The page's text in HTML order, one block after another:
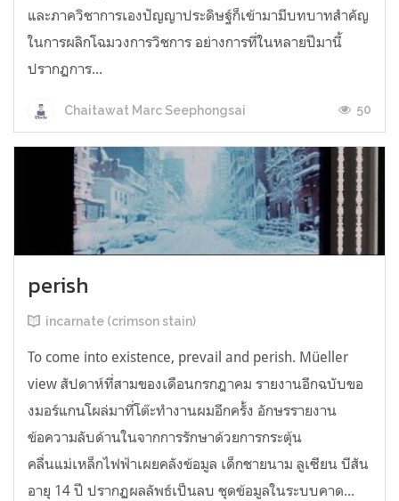
และภาควิชาการเองปัญญาประดิษฐ์ก็เข้ามามีบทบาทสำคัญ
ในการผลิกโฉมวงการวิชการ อย่างการที่ในหลายปีมานี้
ปรากฏการ...
Chaitawat Marc Seephongsai 50
perish
incarnate (crimson stain)
To come into existence, prevail and perish. Müeller
view สัปดาห์ที่สามของเดือนกรกฎาคม รายงานอีกฉบับขอ
งมอร์แกนโผล่มาที่โต๊ะทำงานผมอีกครั้ง อักษรรายงาน
ข้อความลับด้านในจากการรักษาด้วยการกระตุ้น
คลื่นแม่เหล็กไฟฟ้าเผยคลังข้อมูล เด็กชายนาม ลูเซียน บีสัน
อายุ 14 ปี ปรากฏผลลัพธ์เป็นลบ ชุดข้อมูลในระบบคาด...